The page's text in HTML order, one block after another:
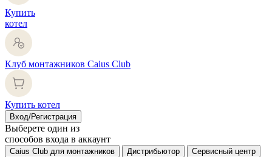
Купить
котел
Клуб монтажников Caius Club
Купить котел
Вход/Регистрация
Выберете один из
способов входа в аккаунт
Caius Club для монтажников Дистрибьютор Сервисный центр